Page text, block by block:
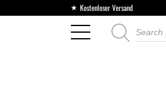
Kostenloser Versand
search